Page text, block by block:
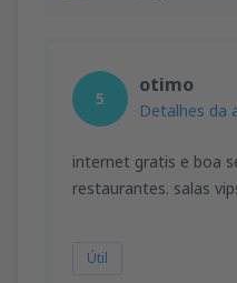
5
otimo
Detalhes da
internet gratis e boa
restaurantes. salas
Útil